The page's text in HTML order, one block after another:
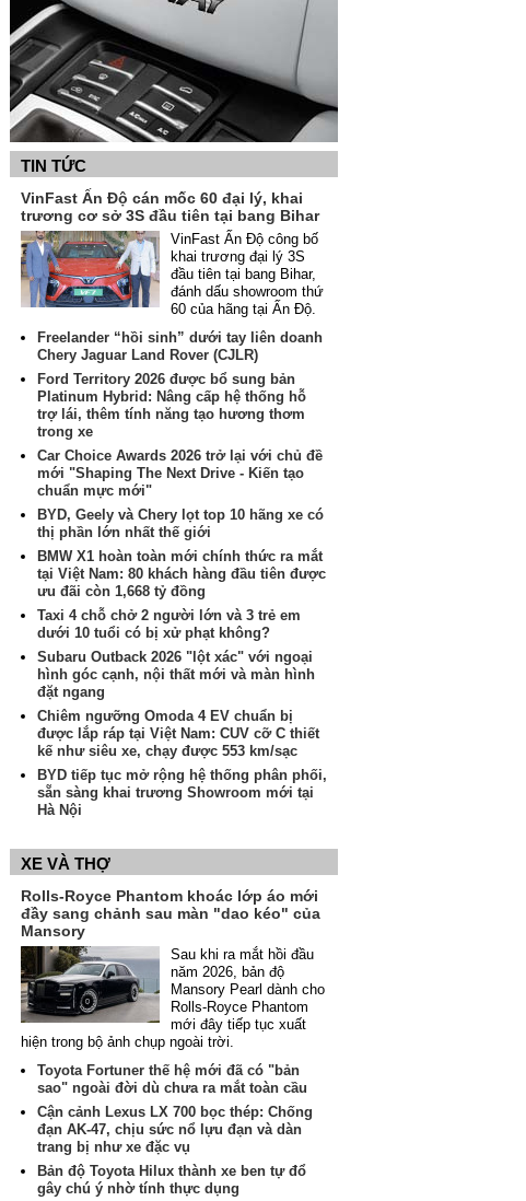
TIN TỨC
VinFast Ấn Độ cán mốc 60 đại lý, khai
trương cơ sở 3S đầu tiên tại bang Bihar
VinFast Ấn Độ công bố
khai trương đại lý 3S
đầu tiên tại bang Bihar,
đánh dấu showroom thứ
60 của hãng tại Ấn Độ.
Freelander “hồi sinh” dưới tay liên doanh
Chery Jaguar Land Rover (CJLR)
Ford Territory 2026 được bổ sung bản
Platinum Hybrid: Nâng cấp hệ thống hỗ
trợ lái, thêm tính năng tạo hương thơm
trong xe
Car Choice Awards 2026 trở lại với chủ đề
mới "Shaping The Next Drive - Kiến tạo
chuẩn mực mới"
BYD, Geely và Chery lọt top 10 hãng xe có
thị phần lớn nhất thế giới
BMW X1 hoàn toàn mới chính thức ra mắt
tại Việt Nam: 80 khách hàng đầu tiên được
ưu đãi còn 1,668 tỷ đồng
Taxi 4 chỗ chở 2 người lớn và 3 trẻ em
dưới 10 tuổi có bị xử phạt không?
Subaru Outback 2026 "lột xác" với ngoại
hình góc cạnh, nội thất mới và màn hình
đặt ngang
Chiêm ngưỡng Omoda 4 EV chuẩn bị
được lắp ráp tại Việt Nam: CUV cỡ C thiết
kế như siêu xe, chạy được 553 km/sạc
BYD tiếp tục mở rộng hệ thống phân phối,
sẵn sàng khai trương Showroom mới tại
Hà Nội
XE VÀ THỢ
Rolls-Royce Phantom khoác lớp áo mới
đầy sang chảnh sau màn "dao kéo" của
Mansory
Sau khi ra mắt hồi đầu
năm 2026, bản độ
Mansory Pearl dành cho
Rolls-Royce Phantom
mới đây tiếp tục xuất
hiện trong bộ ảnh chụp ngoài trời.
Toyota Fortuner thế hệ mới đã có "bản
sao" ngoài đời dù chưa ra mắt toàn cầu
Cận cảnh Lexus LX 700 bọc thép: Chống
đạn AK-47, chịu sức nổ lựu đạn và dàn
trang bị như xe đặc vụ
Bản độ Toyota Hilux thành xe ben tự đổ
gây chú ý nhờ tính thực dụng